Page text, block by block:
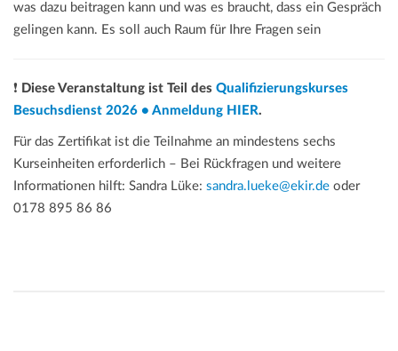
was dazu beitragen kann und was es braucht, dass ein Gespräch
gelingen kann. Es soll auch Raum für Ihre Fragen sein
❗ Diese Veranstaltung ist Teil des Qualifizierungskurses
Besuchsdienst 2026 • Anmeldung HIER.
Für das Zertifikat ist die Teilnahme an mindestens sechs
Kurseinheiten erforderlich – Bei Rückfragen und weitere
Informationen hilft: Sandra Lüke: sandra.lueke@ekir.de oder
0178 895 86 86